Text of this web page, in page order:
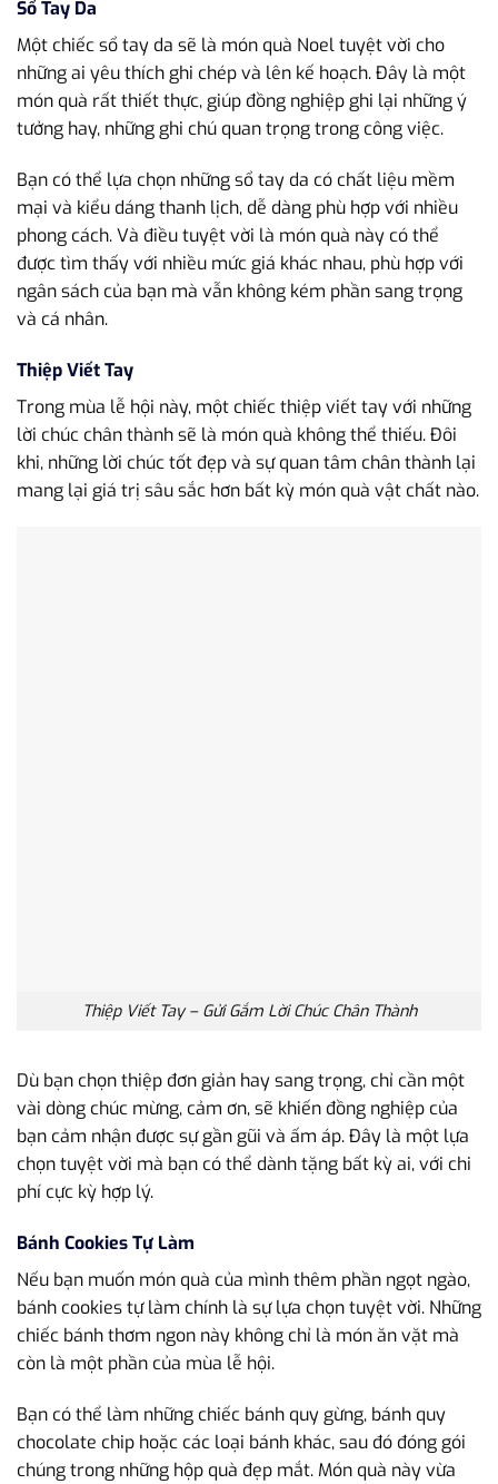
Sổ Tay Da
Một chiếc sổ tay da sẽ là món quà Noel tuyệt vời cho
những ai yêu thích ghi chép và lên kế hoạch. Đây là một
món quà rất thiết thực, giúp đồng nghiệp ghi lại những ý
tưởng hay, những ghi chú quan trọng trong công việc.
Bạn có thể lựa chọn những sổ tay da có chất liệu mềm
mại và kiểu dáng thanh lịch, dễ dàng phù hợp với nhiều
phong cách. Và điều tuyệt vời là món quà này có thể
được tìm thấy với nhiều mức giá khác nhau, phù hợp với
ngân sách của bạn mà vẫn không kém phần sang trọng
và cá nhân.
Thiệp Viết Tay
Trong mùa lễ hội này, một chiếc thiệp viết tay với những
lời chúc chân thành sẽ là món quà không thể thiếu. Đôi
khi, những lời chúc tốt đẹp và sự quan tâm chân thành lại
mang lại giá trị sâu sắc hơn bất kỳ món quà vật chất nào.
Thiệp Viết Tay – Gửi Gắm Lời Chúc Chân Thành
Dù bạn chọn thiệp đơn giản hay sang trọng, chỉ cần một
vài dòng chúc mừng, cảm ơn, sẽ khiến đồng nghiệp của
bạn cảm nhận được sự gần gũi và ấm áp. Đây là một lựa
chọn tuyệt vời mà bạn có thể dành tặng bất kỳ ai, với chi
phí cực kỳ hợp lý.
Bánh Cookies Tự Làm
Nếu bạn muốn món quà của mình thêm phần ngọt ngào,
bánh cookies tự làm chính là sự lựa chọn tuyệt vời. Những
chiếc bánh thơm ngon này không chỉ là món ăn vặt mà
còn là một phần của mùa lễ hội.
Bạn có thể làm những chiếc bánh quy gừng, bánh quy
chocolate chip hoặc các loại bánh khác, sau đó đóng gói
chúng trong những hộp quà đẹp mắt. Món quà này vừa